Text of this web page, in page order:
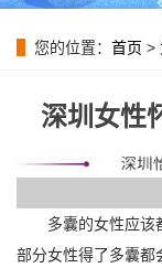
您的位置： 首页 >
深圳女性
多囊的女性应该都
部分女性得了多囊都